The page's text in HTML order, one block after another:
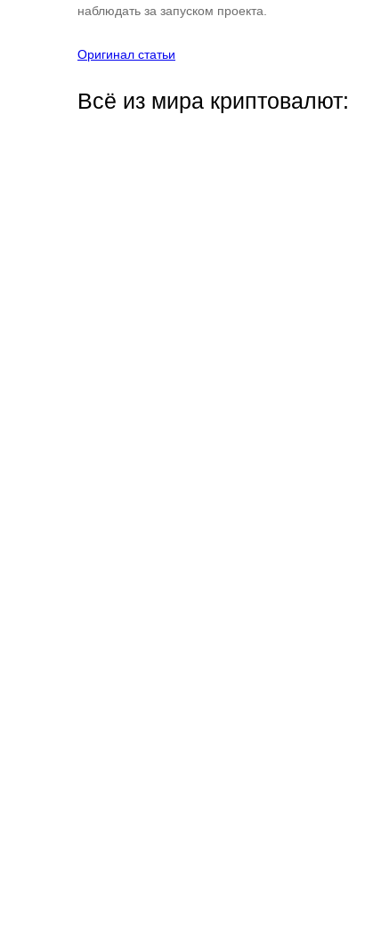
наблюдать за запуском проекта.
Оригинал статьи
Всё из мира криптовалют: